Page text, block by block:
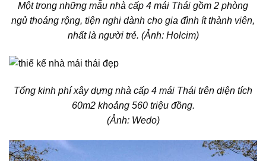
Một trong những mẫu nhà cấp 4 mái Thái gồm 2 phòng
ngủ thoáng rộng, tiện nghi dành cho gia đình ít thành viên,
nhất là người trẻ. (Ảnh: Holcim)
Tổng kinh phí xây dựng nhà cấp 4 mái Thái trên diện tích
60m2 khoảng 560 triệu đồng.
(Ảnh: Wedo)